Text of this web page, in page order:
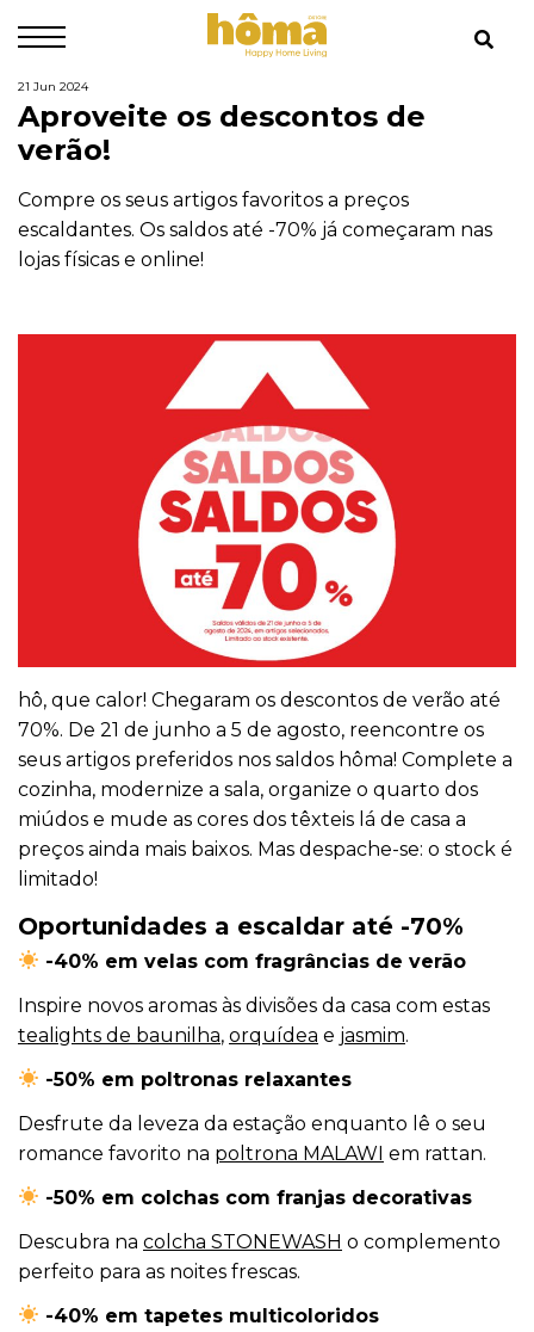
21 Jun 2024
Aproveite os descontos de
verão!
Compre os seus artigos favoritos a preços
escaldantes. Os saldos até -70% já começaram nas
lojas físicas e online!
hô, que calor! Chegaram os descontos de verão até
70%. De 21 de junho a 5 de agosto, reencontre os
seus artigos preferidos nos saldos hôma! Complete a
cozinha, modernize a sala, organize o quarto dos
miúdos e mude as cores dos têxteis lá de casa a
preços ainda mais baixos. Mas despache-se: o stock é
limitado!
Oportunidades a escaldar até -70%
-40% em velas com fragrâncias de verão
Inspire novos aromas às divisões da casa com estas
tealights de baunilha, orquídea e jasmim.
-50% em poltronas relaxantes
Desfrute da leveza da estação enquanto lê o seu
romance favorito na poltrona MALAWI em rattan.
-50% em colchas com franjas decorativas
Descubra na colcha STONEWASH o complemento
perfeito para as noites frescas.
-40% em tapetes multicoloridos